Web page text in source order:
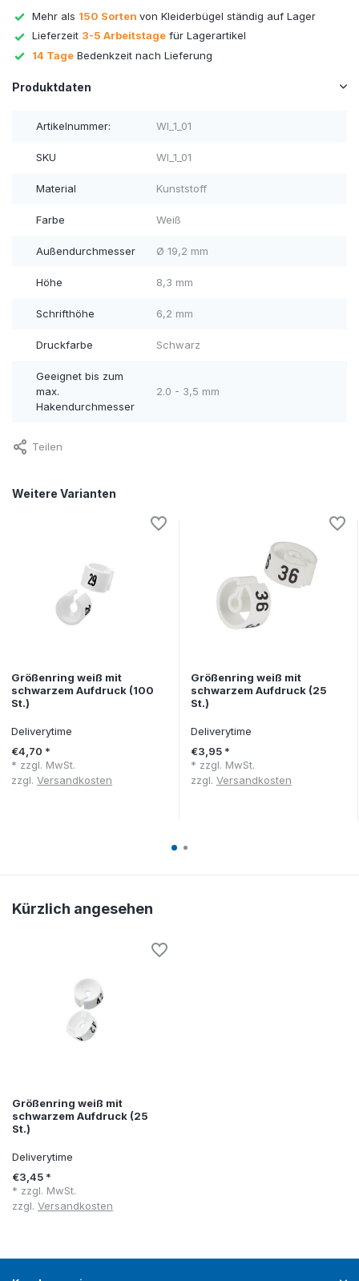
Mehr als 150 Sorten von Kleiderbügel ständig auf Lager
Lieferzeit 3-5 Arbeitstage für Lagerartikel
14 Tage Bedenkzeit nach Lieferung
Produktdaten
Artikelnummer: WI_1_01
SKU WI_1_01
Material Kunststoff
Farbe Weiß
Außendurchmesser Ø 19,2 mm
Höhe 8,3 mm
Schrifthöhe 6,2 mm
Druckfarbe Schwarz
Geeignet bis zum
max.
Hakendurchmesser
2.0 - 3,5 mm
Teilen
Weitere Varianten
Größenring weiß mit
schwarzem Aufdruck (100
St.)
Deliverytime
€4,70 *
* zzgl. MwSt.
zzgl.Versandkosten
Größenring weiß mit
schwarzem Aufdruck (25
St.)
Deliverytime
€3,95 *
* zzgl. MwSt.
zzgl. Versandkosten
Kürzlich angesehen
Größenring weiß mit
schwarzem Aufdruck (25
St.)
Deliverytime
€3,45 *
* zzgl. MwSt.
zzgl. Versandkosten